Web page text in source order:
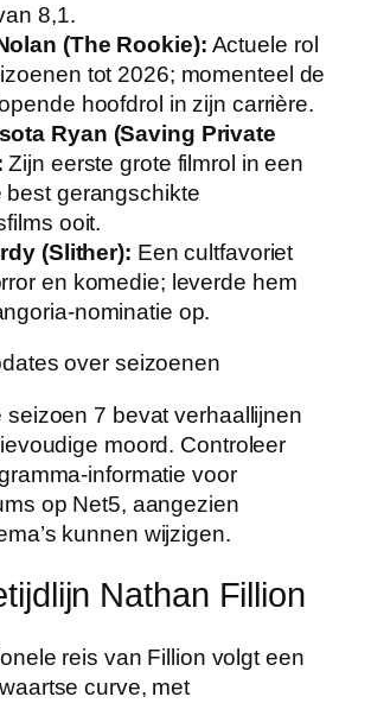
8,1.
(The Rookie): Actuele rol
tot 2026; momenteel de
hoofdrol in zijn carrière.
Ryan (Saving Private
Zijn eerste grote filmrol in een
best gerangschikte
ooit.
(Slither): Een cultfavoriet
en komedie; leverde hem
nominatie op.
over seizoenen
seizoen 7 bevat verhaallijnen
moord. Controleer
informatie voor
op Net5, aangezien
kunnen wijzigen.
Nathan Fillion
reis van Fillion volgt een
curve, met